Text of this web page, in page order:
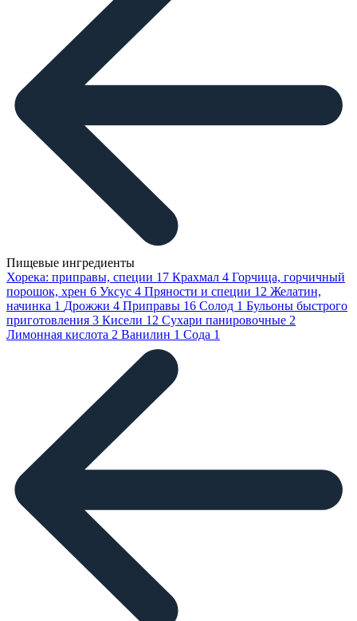
Пищевые ингредиенты
Хорека: приправы, специи 17 Крахмал 4 Горчица, горчичный
порошок, хрен 6 Уксус 4 Пряности и специи 12 Желатин,
начинка 1 Дрожжи 4 Приправы 16 Солод 1 Бульоны быстрого
приготовления 3 Кисели 12 Сухари панировочные 2
Лимонная кислота 2 Ванилин 1 Сода 1